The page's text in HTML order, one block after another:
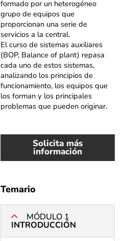
formado por un heterogéneo
grupo de equipos que
proporcionan una serie de
servicios a la central.
El curso de sistemas auxiliares
(BOP, Balance of plant) repasa
cada uno de estos sistemas,
analizando los principios de
funcionamiento, los equipos que
los forman y los principales
problemas que pueden originar.
Solicita más
información
Temario
MÓDULO 1
INTRODUCCIÓN